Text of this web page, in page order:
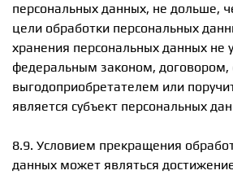
персональных данных, не дольше,
цели обработки персональных
хранения персональных данных не
федеральным законом, договором,
выгодоприобретателем или
является субъект персональных
8.9. Условием прекращения
данных может являться